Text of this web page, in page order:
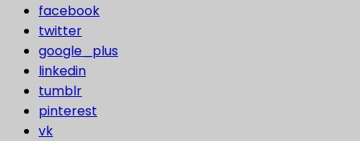
facebook
twitter
google_plus
linkedin
tumblr
pinterest
vk